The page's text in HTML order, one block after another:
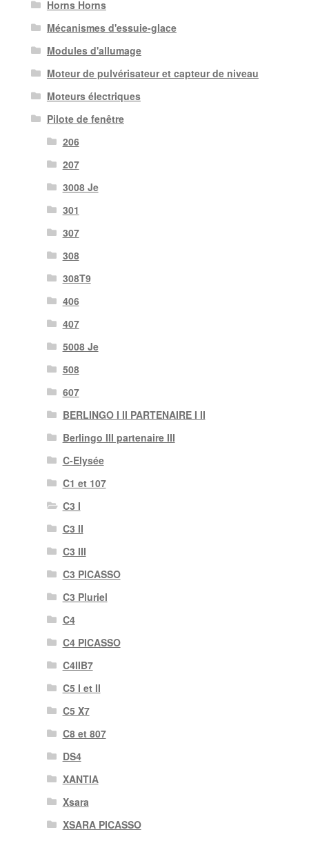
Horns Horns
Mécanismes d'essuie-glace
Modules d'allumage
Moteur de pulvérisateur et capteur de niveau
Moteurs électriques
Pilote de fenêtre
206
207
3008 Je
301
307
308
308T9
406
407
5008 Je
508
607
BERLINGO I II PARTENAIRE I II
Berlingo III partenaire III
C-Elysée
C1 et 107
C3 I
C3 II
C3 III
C3 PICASSO
C3 Pluriel
C4
C4 PICASSO
C4IIB7
C5 I et II
C5 X7
C8 et 807
DS4
XANTIA
Xsara
XSARA PICASSO